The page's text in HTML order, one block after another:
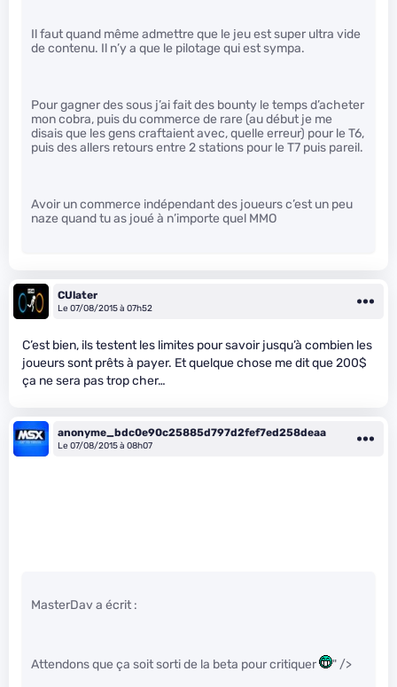
Il faut quand même admettre que le jeu est super ultra vide
de contenu. Il n’y a que le pilotage qui est sympa.
Pour gagner des sous j’ai fait des bounty le temps d’acheter
mon cobra, puis du commerce de rare (au début je me
disais que les gens craftaient avec, quelle erreur) pour le T6,
puis des allers retours entre 2 stations pour le T7 puis pareil.
Avoir un commerce indépendant des joueurs c’est un peu
naze quand tu as joué à n’importe quel MMO
CUlater
Le 07/08/2015 à 07h52
C’est bien, ils testent les limites pour savoir jusqu’à combien les
joueurs sont prêts à payer. Et quelque chose me dit que 200$
ça ne sera pas trop cher…
anonyme_bdc0e90c25885d797d2fef7ed258deaa
Le 07/08/2015 à 08h07
MasterDav a écrit :
Attendons que ça soit sorti de la beta pour critiquer " />